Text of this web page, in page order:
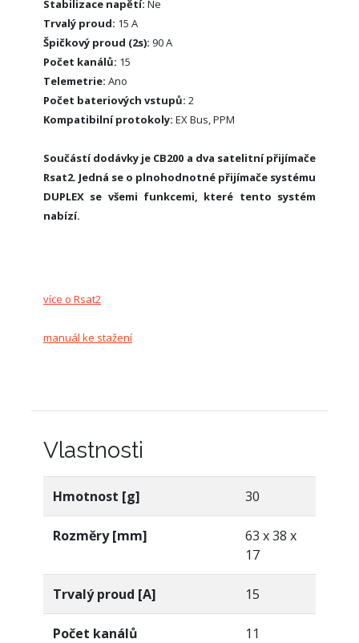
Stabilizace napětí: Ne
Trvalý proud: 15 A
Špičkový proud (2s): 90 A
Počet kanálů: 15
Telemetrie: Ano
Počet bateriových vstupů: 2
Kompatibilní protokoly: EX Bus, PPM
Součástí dodávky je CB200 a dva satelitní přijímače
Rsat2. Jedná se o plnohodnotné přijímače systému
DUPLEX se všemi funkcemi, které tento systém
nabízí.
více o Rsat2
manuál ke stažení
Vlastnosti
Hmotnost [g] 30
Rozměry [mm]
63 x 38 x
17
Trvalý proud [A] 15
Počet kanálů 11